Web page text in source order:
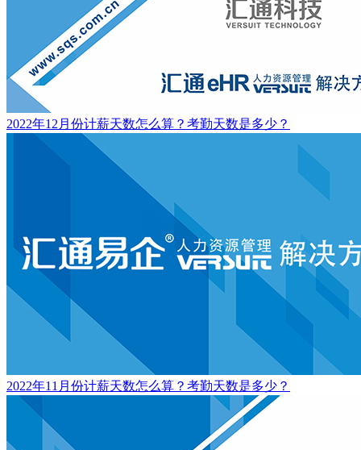
2022年12月份计薪天数怎么算？考勤天数是多少？
2022年11月份计薪天数怎么算？考勤天数是多少？